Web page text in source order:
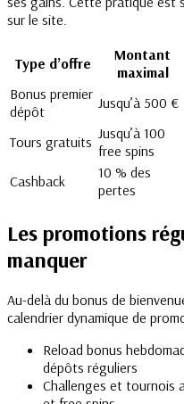
sur le site.
Type d’offre
Montant
maximal
Bonus premier
dépôt
Jusqu’à 500 €
Tours gratuits Jusqu’à 100
free spins
Cashback
10 % des
pertes
Les promotions
manquer
Au-delà du bonus de
calendrier dynamique de
Reload bonus
dépôts réguliers
Challenges et tournois